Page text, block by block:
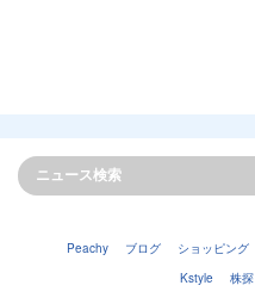
Peachy ブログ ショッピング
Kstyle
株探